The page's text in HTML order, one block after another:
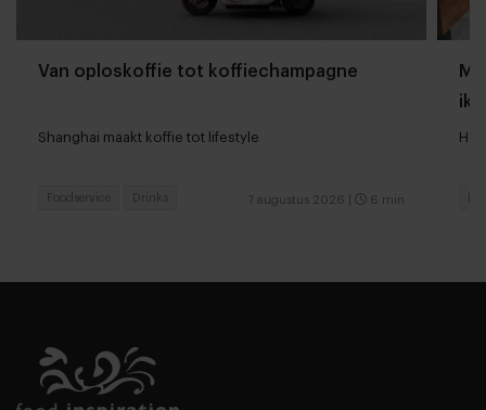
Van oploskoffie tot koffiechampagne
Shanghai maakt koffie tot lifestyle
7 augustus 2026 6 min
Foodservice Drinks
ik